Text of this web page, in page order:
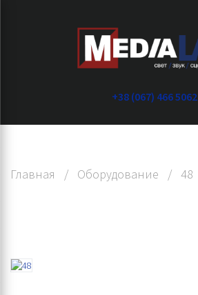
+38 (067) 466 5062
Главная / Оборудование / 48